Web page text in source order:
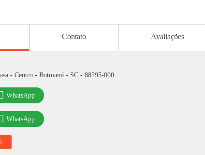
Contato Avaliações
- Centro - Botuverá - SC - 88295-000
WhatsApp
WhatsApp